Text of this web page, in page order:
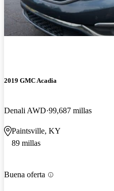
2019 GMC Acadia
Denali AWD 99,687 millas
Paintsville, KY
89 millas
Buena oferta